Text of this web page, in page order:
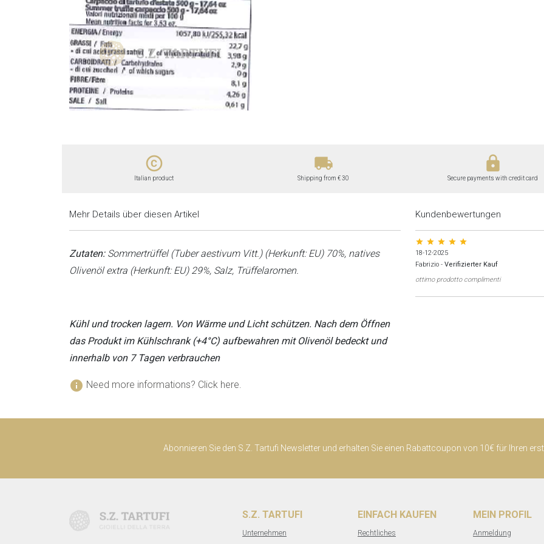
copyright
Italian product
local_shipping
Shipping from € 30
lock
Secure payments with credit card
Mehr Details über diesen Artikel
Zutaten:Sommertrüffel (Tuber aestivum Vitt.) (Herkunft: EU) 70%, natives
Olivenöl extra (Herkunft: EU) 29%, Salz, Trüffelaromen.
Kühl und trocken lagern. Von Wärme und Licht schützen. Nach dem Öffnen
das Produkt im Kühlschrank (+4°C) aufbewahren mit Olivenöl bedeckt und
innerhalb von 7 Tagen verbrauchen
info Need more informations? Click here.
Kundenbewertungen
star star star star star
18-12-2025
Fabrizio - Verifizierter Kauf
ottimo prodotto complimenti
Abonnieren Sie den S.Z. Tartufi Newsletter und erhalten Sie einen Rabattcoupon von 10€ für Ihren
S.Z. TARTUFI
Unternehmen
EINFACH KAUFEN
Rechtliches
MEIN PROFIL
Anmeldung